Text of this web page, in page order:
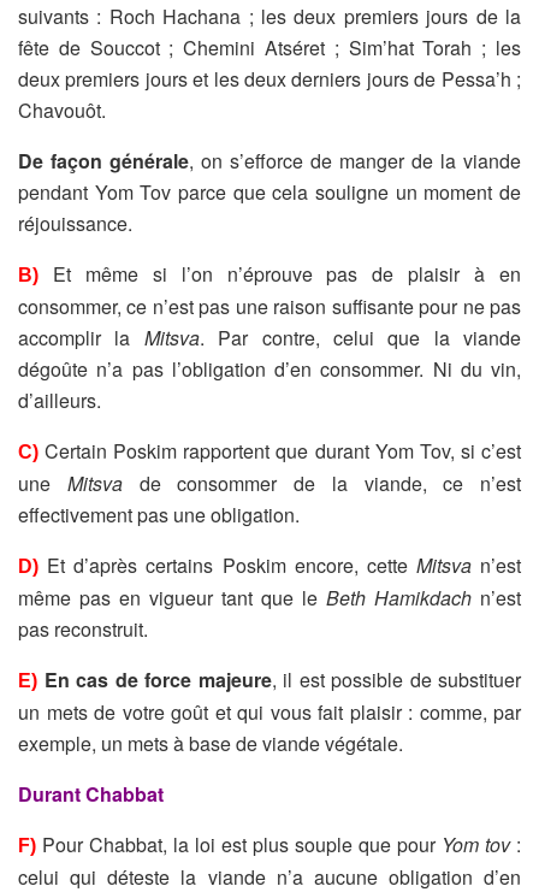
suivants : Roch Hachana ; les deux premiers jours de la
fête de Souccot ; Chemini Atséret ; Sim’hat Torah ; les
deux premiers jours et les deux derniers jours de Pessa’h ;
Chavouôt.
De façon générale, on s’efforce de manger de la viande
pendant Yom Tov parce que cela souligne un moment de
réjouissance.
B) Et même si l’on n’éprouve pas de plaisir à en
consommer, ce n’est pas une raison suffisante pour ne pas
accomplir la Mitsva. Par contre, celui que la viande
dégoûte n’a pas l’obligation d’en consommer. Ni du vin,
d’ailleurs.
C)Certain Poskim rapportent que durant Yom Tov, si c’est
une Mitsva de consommer de la viande, ce n’est
effectivement pas une obligation.
D) Et d’après certains Poskim encore, cette Mitsvan’est
même pas en vigueur tant que le Beth Hamikdach n’est
pas reconstruit.
E) En cas de force majeure, il est possible de substituer
un mets de votre goût et qui vous fait plaisir : comme, par
exemple, un mets à base de viande végétale.
Durant Chabbat
F) Pour Chabbat, la loi est plus souple que pour Yom tov:
celui qui déteste la viande n’a aucune obligation d’en